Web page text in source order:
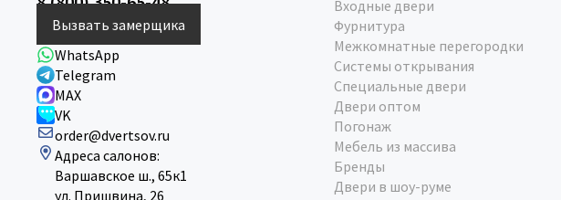
Вызвать замерщика
WhatsApp
Telegram
MAX
VK
order@dvertsov.ru
Адреса салонов:
Варшавское ш., 65к1
ул. Пришвина, 26
Входные двери
Фурнитура
Межкомнатные перегородки
Системы открывания
Специальные двери
Двери оптом
Погонаж
Мебель из массива
Бренды
Двери в шоу-руме